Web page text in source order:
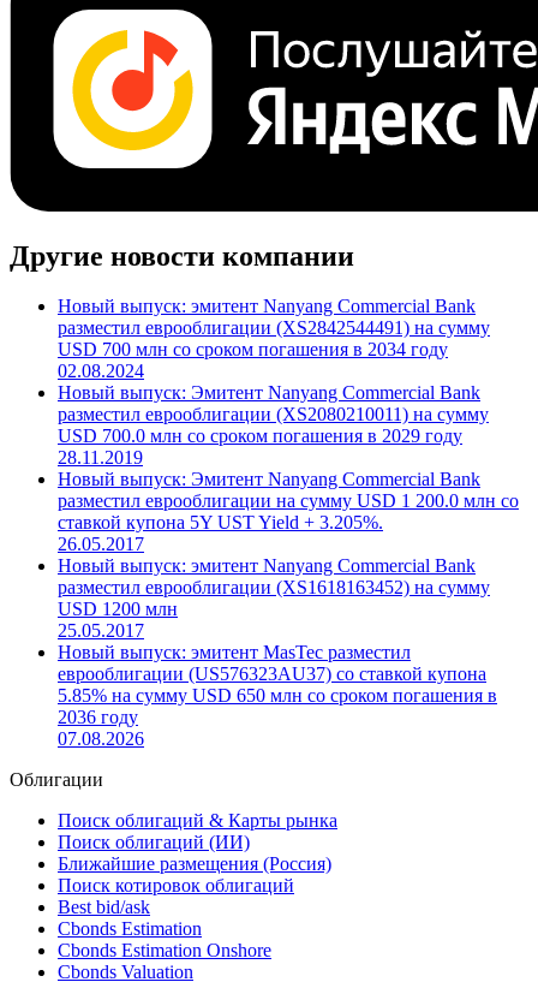
Другие новости компании
Новый выпуск: эмитент Nanyang Commercial Bank
разместил еврооблигации (XS2842544491) на сумму
USD 700 млн со сроком погашения в 2034 году
02.08.2024
Новый выпуск: Эмитент Nanyang Commercial Bank
разместил еврооблигации (XS2080210011) на сумму
USD 700.0 млн со сроком погашения в 2029 году
28.11.2019
Новый выпуск: Эмитент Nanyang Commercial Bank
разместил еврооблигации на сумму USD 1 200.0 млн со
ставкой купона 5Y UST Yield + 3.205%.
26.05.2017
Новый выпуск: эмитент Nanyang Commercial Bank
разместил еврооблигации (XS1618163452) на сумму
USD 1200 млн
25.05.2017
Новый выпуск: эмитент MasTec разместил
еврооблигации (US576323AU37) со ставкой купона
5.85% на сумму USD 650 млн со сроком погашения в
2036 году
07.08.2026
Облигации
Поиск облигаций & Карты рынка
Поиск облигаций (ИИ)
Ближайшие размещения (Россия)
Поиск котировок облигаций
Best bid/ask
Cbonds Estimation
Cbonds Estimation Onshore
Cbonds Valuation